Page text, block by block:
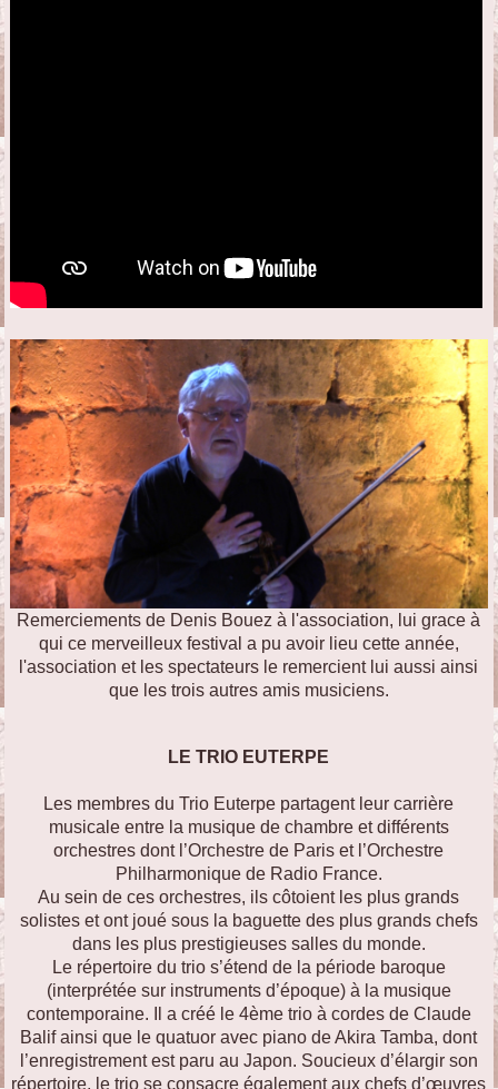
Remerciements de Denis Bouez à l'association, lui grace à
qui ce merveilleux festival a pu avoir lieu cette année,
l'association et les spectateurs le remercient lui aussi ainsi
que les trois autres amis musiciens.
LE TRIO EUTERPE
Les membres du Trio Euterpe partagent leur carrière
musicale entre la musique de chambre et différents
orchestres dont l’Orchestre de Paris et l’Orchestre
Philharmonique de Radio France.
Au sein de ces orchestres, ils côtoient les plus grands
solistes et ont joué sous la baguette des plus grands chefs
dans les plus prestigieuses salles du monde.
Le répertoire du trio s’étend de la période baroque
(interprétée sur instruments d’époque) à la musique
contemporaine. Il a créé le 4ème trio à cordes de Claude
Balif ainsi que le quatuor avec piano de Akira Tamba, dont
l’enregistrement est paru au Japon. Soucieux d’élargir son
répertoire, le trio se consacre également aux chefs d’œuvres